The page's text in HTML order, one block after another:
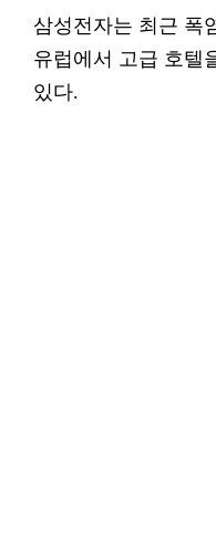
삼성전자는 최근 폭
유럽에서 고급 호텔
있다.